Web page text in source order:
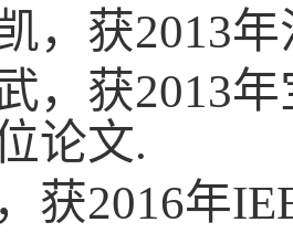
，获2013年
，获2013年
论文.
获2016年